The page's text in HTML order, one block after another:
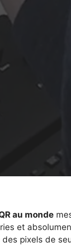
au monde
et
des pixels de